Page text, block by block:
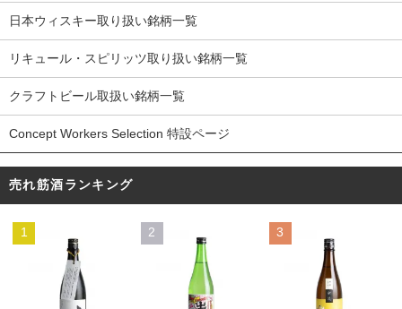
日本ウィスキー取り扱い銘柄一覧
リキュール・スピリッツ取り扱い銘柄一覧
クラフトビール取扱い銘柄一覧
Concept Workers Selection 特設ページ
売れ筋酒ランキング
1 2 3